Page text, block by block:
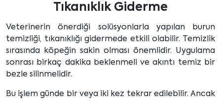
Tıkanıklık Giderme
Veterinerin önerdiği solüsyonlarla yapılan burun
temizliği, tıkanıklığı gidermede etkili olabilir. Temizlik
sırasında köpeğin sakin olması önemlidir. Uygulama
sonrası birkaç dakika beklenmeli ve akıntı temiz bir
bezle silinmelidir.
Bu işlem günde bir veya iki kez tekrar edilebilir. Ancak